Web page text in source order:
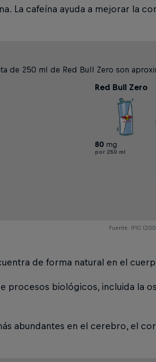
La cafeína ayuda a mejorar la
de 250 ml de Red Bull Zero son
Red Bull Zero
80 mg
por 250 ml
Fuente: IFIC
de forma natural en el
procesos biológicos, incluida la
abundantes en el cerebro, el